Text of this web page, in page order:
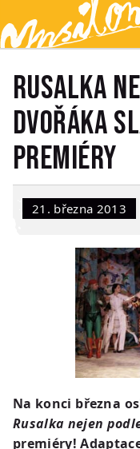
Přejít na hlavní
Přejít na
Přejít na hledání
Ypsilonka
Rusalka
Dvořáka
premiéry
21. března 2013
Na konci března
Rusalka nejen
premiéry!